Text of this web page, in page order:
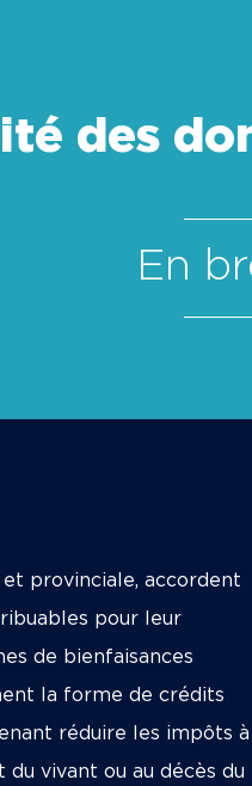
des
En
provinciale, accordent
pour leur
de bienfaisances
la forme de crédits
réduire les impôts à
vivant ou au décès du